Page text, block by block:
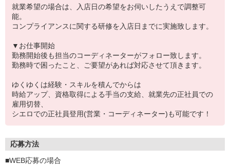
就業希望の場合は、入店日の希望をお伺いしたうえで調整可
能。
コンプライアンスに関する研修を入店日までに実施致します。
▼お仕事開始
勤務開始後も担当のコーディネーターがフォロー致します。
勤務時で困ったこと、ご要望があれば対応させて頂きます。
ゆくゆくは経験・スキルを積んでからは
時給アップ、資格取得による手当の支給、就業先の正社員での
雇用切替、
シエロでの正社員登用(営業・コーディネーター)も可能です！
応募方法
■WEB応募の場合